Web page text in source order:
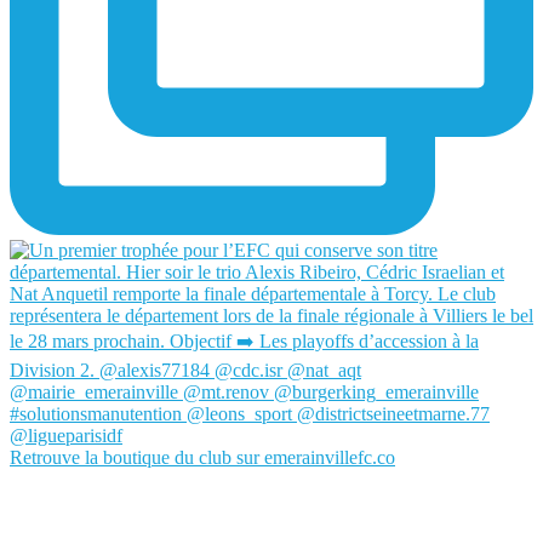
Retrouve la boutique du club sur emerainvillefc.co